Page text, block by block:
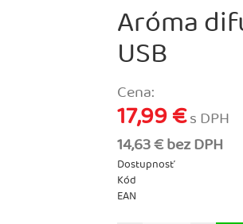
Aróma
USB
Cena:
17,99 €s DPH
14,63 € bez DPH
Dostupnosť
Kód
EAN